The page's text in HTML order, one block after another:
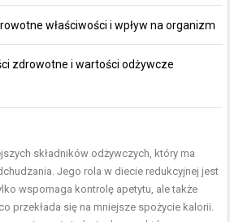
właściwości i wpływ na organizm
zdrowotne i wartości odżywcze
składników odżywczych, który ma
. Jego rola w diecie redukcyjnej jest
wspomaga kontrolę apetytu, ale także
przekłada się na mniejsze spożycie kalorii.